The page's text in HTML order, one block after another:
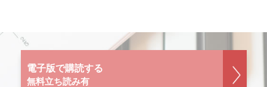
電子版で購読する
無料立ち読み有